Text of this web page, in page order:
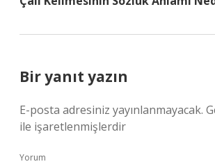
Bir yanıt yazın
E-posta adresiniz yayınlanmayacak.
ile işaretlenmişlerdir
Yorum